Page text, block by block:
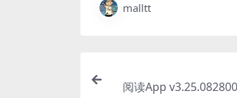
malltt
阅读App